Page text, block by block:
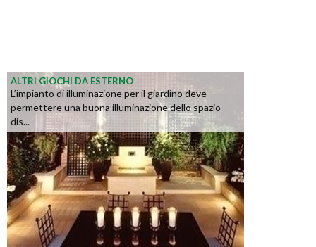
ALTRI GIOCHI DA ESTERNO
L’impianto di illuminazione per il giardino deve
permettere una buona illuminazione dello spazio
dis...